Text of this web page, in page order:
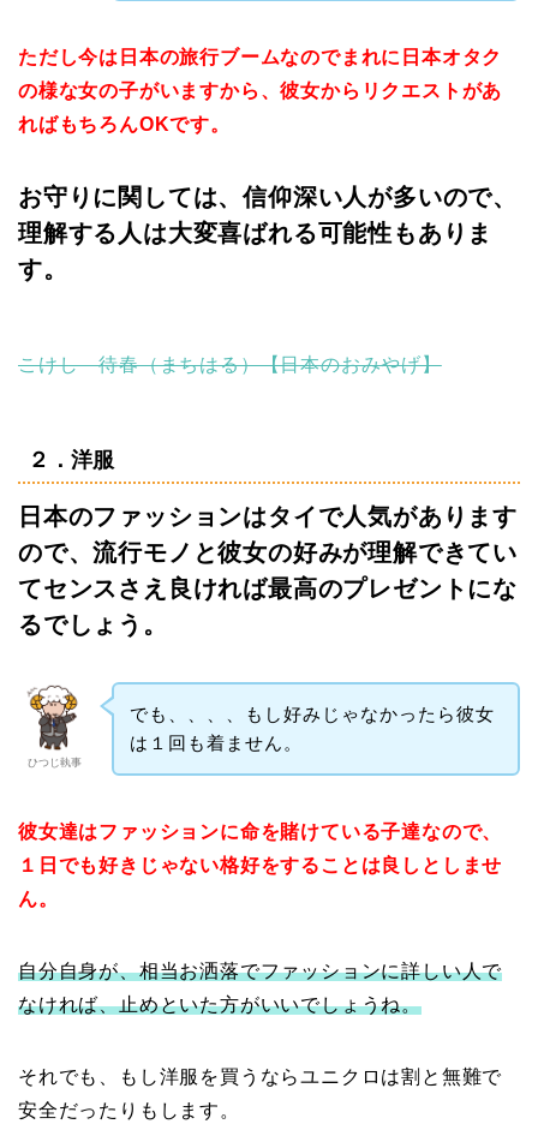
ただし今は日本の旅行ブームなのでまれに日本オタク
の様な女の子がいますから、彼女からリクエストがあ
ればもちろんOKです。
お守りに関しては、信仰深い人が多いので、
理解する人は大変喜ばれる可能性もありま
す。
こけし 待春（まちはる）【日本のおみやげ】
２．洋服
日本のファッションはタイで人気があります
ので、流行モノと彼女の好みが理解できてい
てセンスさえ良ければ最高のプレゼントにな
るでしょう。
ひつじ執事
でも、、、、もし好みじゃなかったら彼女
は１回も着ません。
彼女達はファッションに命を賭けている子達なので、
１日でも好きじゃない格好をすることは良しとしませ
ん。
自分自身が、相当お洒落でファッションに詳しい人で
なければ、止めといた方がいいでしょうね。
それでも、もし洋服を買うならユニクロは割と無難で
安全だったりもします。